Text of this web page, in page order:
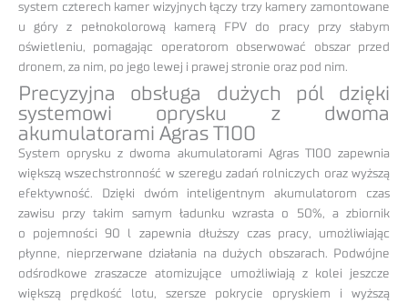
system czterech kamer wizyjnych łączy trzy kamery zamontowane
u góry z pełnokolorową kamerą FPV do pracy przy słabym
oświetleniu, pomagając operatorom obserwować obszar przed
dronem, za nim, po jego lewej i prawej stronie oraz pod nim.
Precyzyjna obsługa dużych pól dzięki
systemowi oprysku z dwoma
akumulatorami Agras T100
System oprysku z dwoma akumulatorami Agras T100 zapewnia
większą wszechstronność w szeregu zadań rolniczych oraz wyższą
efektywność. Dzięki dwóm inteligentnym akumulatorom czas
zawisu przy takim samym ładunku wzrasta o 50%, a zbiornik
o pojemności 90 l zapewnia dłuższy czas pracy, umożliwiając
płynne, nieprzerwane działania na dużych obszarach. Podwójne
odśrodkowe zraszacze atomizujące umożliwiają z kolei jeszcze
większą prędkość lotu, szersze pokrycie opryskiem i wyższą